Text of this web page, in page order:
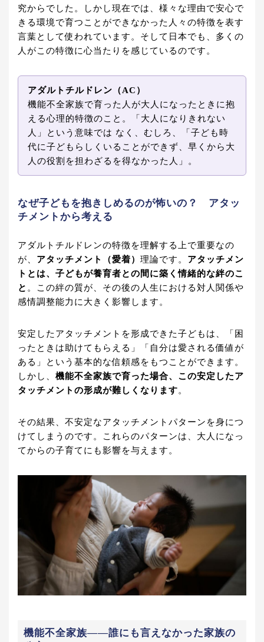
究からでした。しかし現在では、様々な理由で安心で
きる環境で育つことができなかった人々の特徴を表す
言葉として使われています。そして日本でも、多くの
人がこの特徴に心当たりを感じているのです。
アダルトチルドレン（AC）
機能不全家族で育った人が大人になったときに抱
える心理的特徴のこと。「大人になりきれない
人」という意味では なく、むしろ、「子ども時
代に子どもらしくいることができず、早くから大
人の役割を担わざるを得なかった人」。
なぜ子どもを抱きしめるのが怖いの？ アタッ
チメントから考える
アダルトチルドレンの特徴を理解する上で重要なの
が、 アタッチメント（愛着） 理論です。 アタッチメン
トとは、子どもが養育者との間に築く情緒的な絆のこ
と 。この絆の質が、その後の人生における対人関係や
感情調整能力に大きく影響します。
安定したアタッチメントを形成できた子どもは、「困
ったときは助けてもらえる」「自分は愛される価値が
ある」という基本的な信頼感をもつことができます。
しかし、 機能不全家族で育った場合、この安定したア
タッチメントの形成が難しくなります。
その結果、不安定なアタッチメントパターンを身につ
けてしまうのです。これらのパターンは、大人になっ
てからの子育てにも影響を与えます。
機能不全家族——誰にも言えなかった家族の